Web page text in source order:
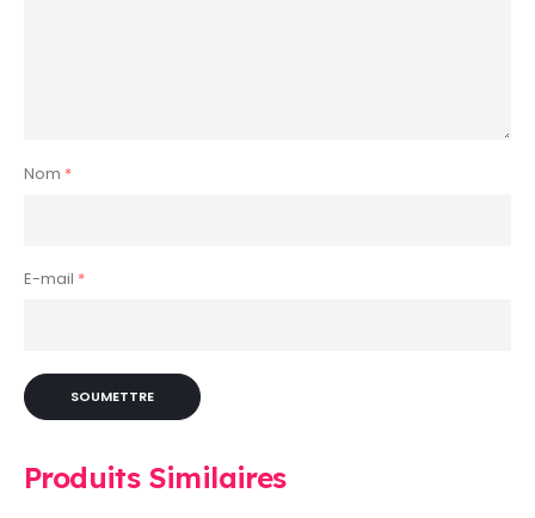
Nom *
E-mail *
Produits Similaires